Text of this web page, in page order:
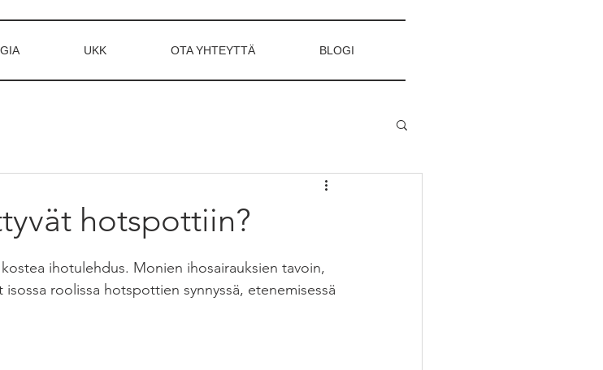
UKK OTA YHTEYTTÄ BLOGI
hotspottiin?
ihotulehdus. Monien ihosairauksien tavoin,
roolissa hotspottien synnyssä, etenemisessä